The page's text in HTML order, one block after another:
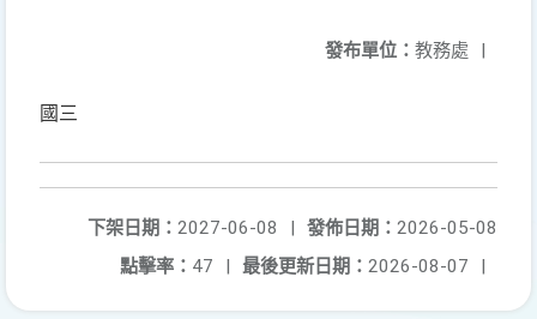
發布單位： 教務處 |
國三
發佈日期： 2026-05-08
下架日期： 2027-06-08
|
最後更新日期： 2026-08-07 |
點擊率： 47 |